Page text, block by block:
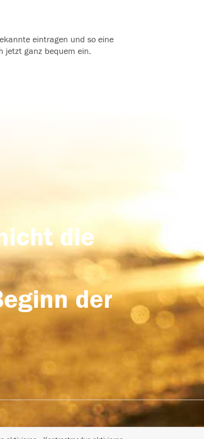
eintragen und so eine
jetzt ganz bequem ein.
die
der